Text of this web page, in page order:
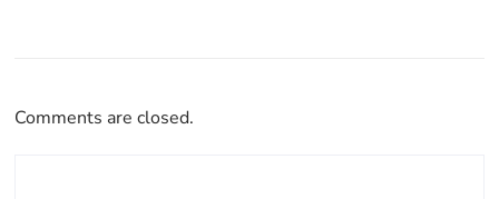
Comments are closed.